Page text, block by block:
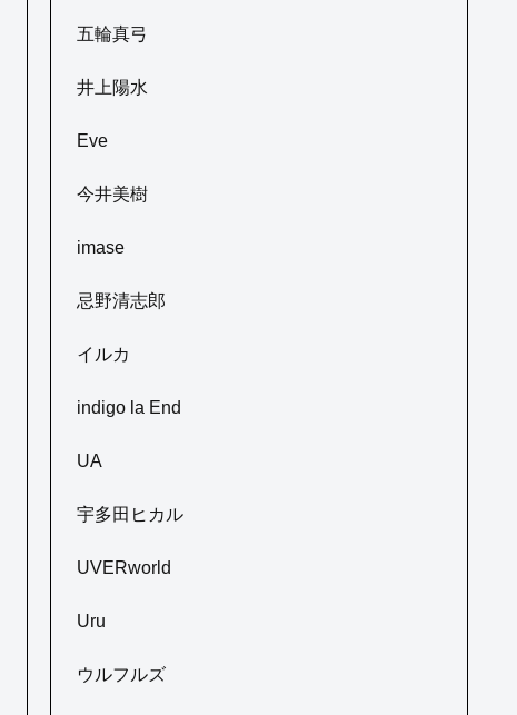
五輪真弓
井上陽水
Eve
今井美樹
imase
忌野清志郎
イルカ
indigo la End
UA
宇多田ヒカル
UVERworld
Uru
ウルフルズ